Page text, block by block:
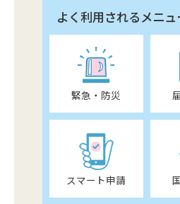
よく利用されるメニュ
緊急・防災
スマート申請